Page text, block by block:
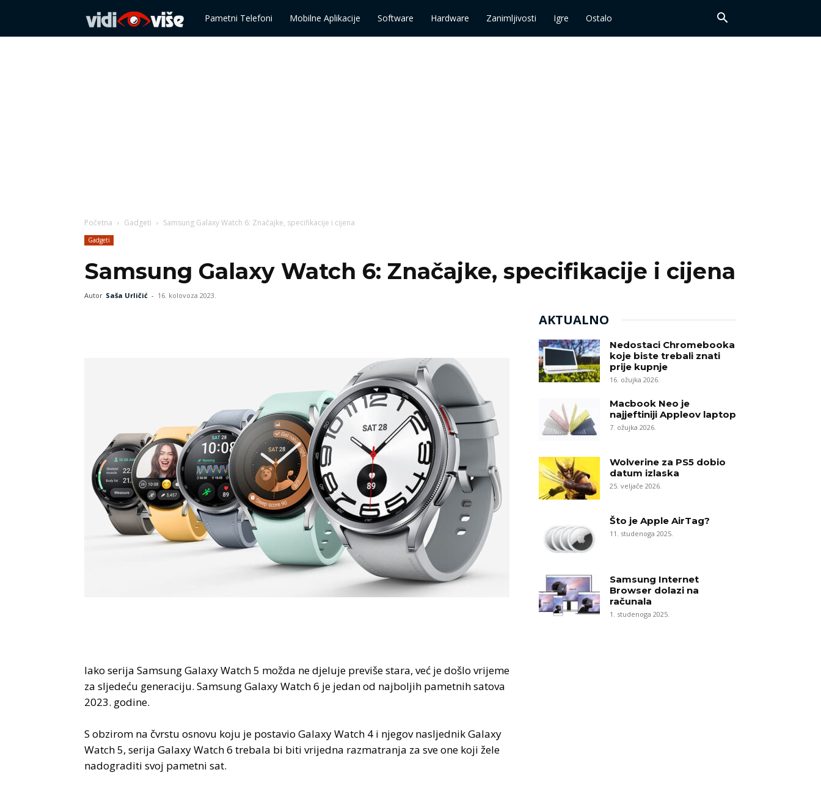
VidiPametni Telefoni Mobilne Aplikacije Software Hardware Zanimljivosti Igre Ostalo
Početna Gadgeti Samsung Galaxy Watch 6: Značajke, specifikacije i cijena
Gadgeti
Samsung Galaxy Watch 6: Značajke, specifikacije i cijena
Autor Saša Urličić - 16. kolovoza 2023.
Iako serija Samsung Galaxy Watch 5 možda ne djeluje previše stara, već je došlo vrijeme
za sljedeću generaciju. Samsung Galaxy Watch 6 je jedan od najboljih pametnih satova
2023. godine.
S obzirom na čvrstu osnovu koju je postavio Galaxy Watch 4 i njegov nasljednik Galaxy
Watch 5, serija Galaxy Watch 6 trebala bi biti vrijedna razmatranja za sve one koji žele
nadograditi svoj pametni sat.
AKTUALNO
Nedostaci Chromebooka
koje biste trebali znati
prije kupnje
16. ožujka 2026.
Macbook Neo je
najjeftiniji Appleov laptop
7. ožujka 2026.
Wolverine za PS5 dobio
datum izlaska
25. veljače 2026.
Što je Apple AirTag?
11. studenoga 2025.
Samsung Internet
Browser dolazi na
računala
1. studenoga 2025.